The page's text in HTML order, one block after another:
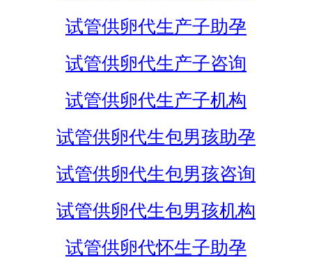
试管供卵代生产子助孕
试管供卵代生产子咨询
试管供卵代生产子机构
试管供卵代生包男孩助孕
试管供卵代生包男孩咨询
试管供卵代生包男孩机构
试管供卵代怀生子助孕